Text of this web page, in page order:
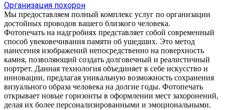
Организация похорон
Мы предоставляем полный комплекс услуг по организации
достойных проводов вашего близкого человека.
Фотопечать на надгробиях представляет собой современный
способ увековечивания памяти об ушедших. Это метод
нанесения изображений непосредственно на поверхность
камня, позволяющий создать долговечный и реалистичный
портрет. Данная технология объединяет в себе искусство и
инновации, предлагая уникальную возможность сохранения
визуального образа человека на долгие годы. Фотопечать
открывает новые горизонты в оформлении мест захоронений,
делая их более персонализированными и эмоциональными.